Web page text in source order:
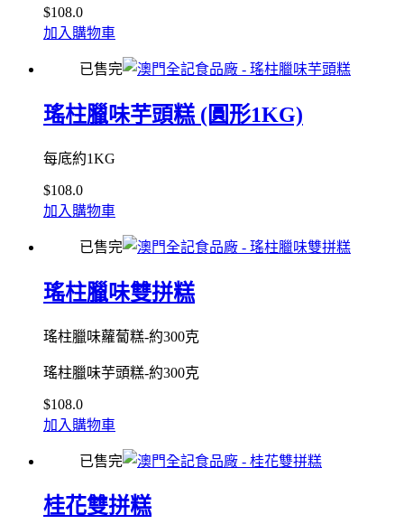
$108.0
加入購物車
已售完
瑤柱臘味芋頭糕 (圓形1KG)
每底約1KG
$108.0
加入購物車
已售完
瑤柱臘味雙拼糕
瑤柱臘味蘿蔔糕-約300克
瑤柱臘味芋頭糕-約300克
$108.0
加入購物車
已售完
桂花雙拼糕